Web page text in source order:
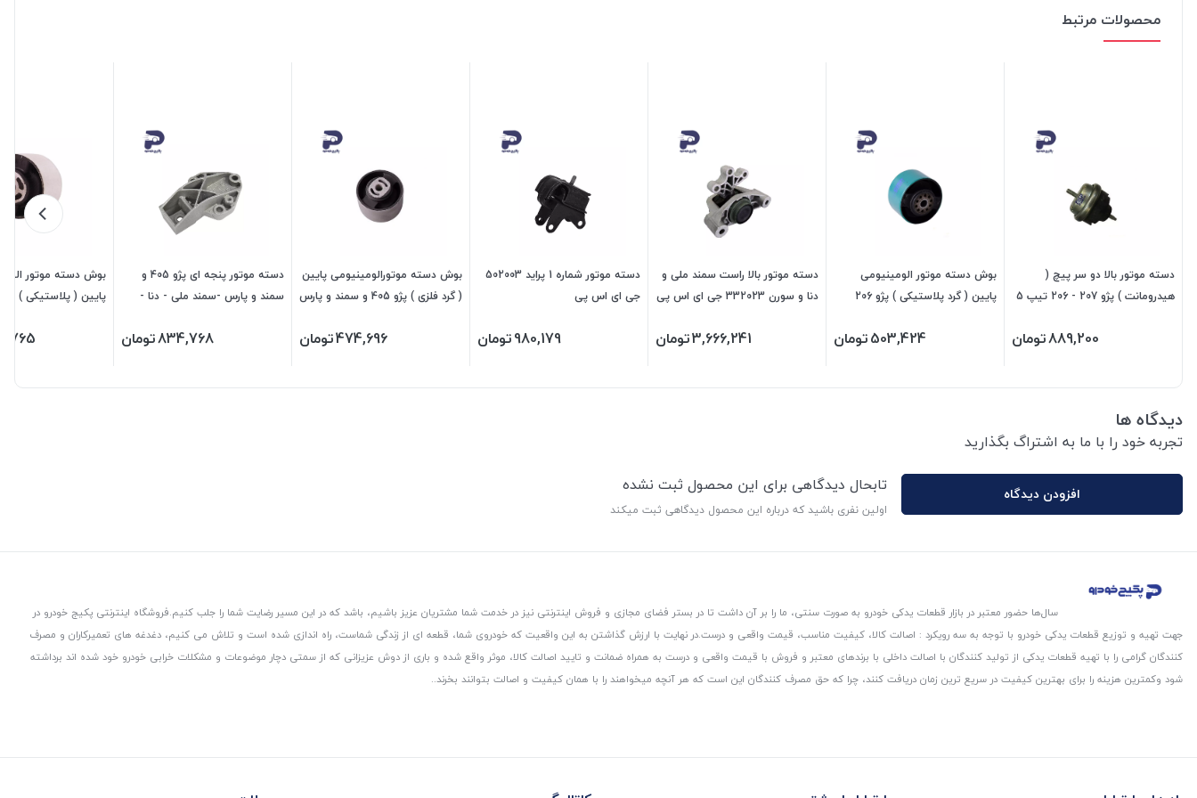
محصولات مرتبط
دسته موتور بالا دو سر پیچ (
هیدرومانت ) پژو 207 - 206 تیپ 5
889,200تومان
بوش دسته موتور الومینیومی
پایین ( گرد پلاستیکی ) پژو 206
503,424تومان
دسته موتور بالا راست سمند ملی و
دنا و سورن 332023 جی ای اس پی
3,666,241تومان
دسته موتور شماره 1 پراید 502003
جی ای اس پی
980,179تومان
بوش دسته موتورالومینیومی پایین
( گرد فلزی ) پژو 405 و سمند و پارس
474,696تومان
دسته موتور پنجه ای پژو 405 و
سمند و پارس -سمند ملی - دنا -
834,768تومان
پایین ( پلاستیکی )
دیدگاه ها
تجربه خود را با ما به اشتراگ بگذارید
افزودن دیدگاه تابحال دیدگاهی برای این محصول ثبت نشده
اولین نفری باشید که درباره این محصول دیدگاهی ثبت میکند
سال‌ها حضور معتبر در بازار قطعات یدکی خودرو به صورت سنتی، ما را بر آن داشت تا در بستر فضای مجازی و فروش اینترنتی نیز در خدمت شما مشتریان عزیز باشیم، باشد که در این مسیر رضایت شما را جلب کنیم.فروشگاه اینترنتی پکیج خودرو در
جهت تهیه و توزیع قطعات یدکی خودرو با توجه به سه رویکرد : اصالت کالا، کیفیت مناسب، قیمت واقعی و درست.در نهایت با ارزش گذاشتن به این واقعیت که خودروی شما، قطعه ای از زندگی شماست، راه اندازی شده است و تلاش می کنیم، دغدغه های تعمیرکاران و مصرف
کنندگان گرامی را با تهیه قطعات یدکی از تولید کنندگان با اصالت داخلی با برندهای معتبر و فروش با قیمت واقعی و درست به همراه ضمانت و تایید اصالت کالا، موثر واقع شده و باری از دوش عزیزانی که از سمتی دچار موضوعات و مشکلات خرابی خودرو خود شده اند برداشته
شود و‌کمترین هزینه را برای بهترین کیفیت در سریع ترین زمان دریافت کنند، چرا که حق مصرف کنندگان این است که هر آنچه میخواهند را با همان کیفیت و اصالت بتوانند بخرند..